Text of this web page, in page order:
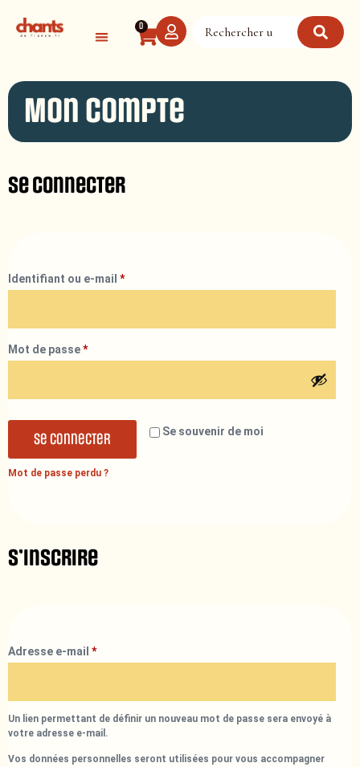
0
Mon compte
Se connecter
Identifiant ou e-mail *
Mot de passe*
Se souvenir de moi
Se connecter
Mot de passe perdu ?
S’inscrire
Adresse e-mail *
Un lien permettant de définir un nouveau mot de passe sera envoyé à
votre adresse e-mail.
Vos données personnelles seront utilisées pour vous accompagner